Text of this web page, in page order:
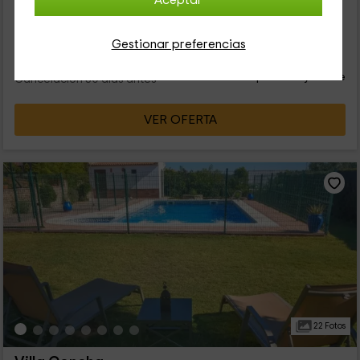
Gestionar preferencias
Cancelación 30 días antes
persona y noche
VER OFERTA
22 Fotos